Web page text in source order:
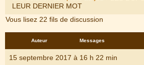
LEUR DERNIER MOT
Vous lisez 22 fils de discussion
Auteur Messages
15 septembre 2017 à 16 h 22 min